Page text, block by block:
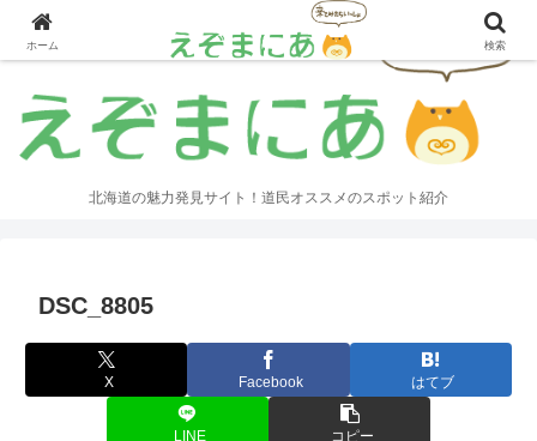
北海道の魅力発見サイト！道民オススメのスポット紹介
DSC_8805
X Facebook はてブ
LINE コピー
ホーム 検索